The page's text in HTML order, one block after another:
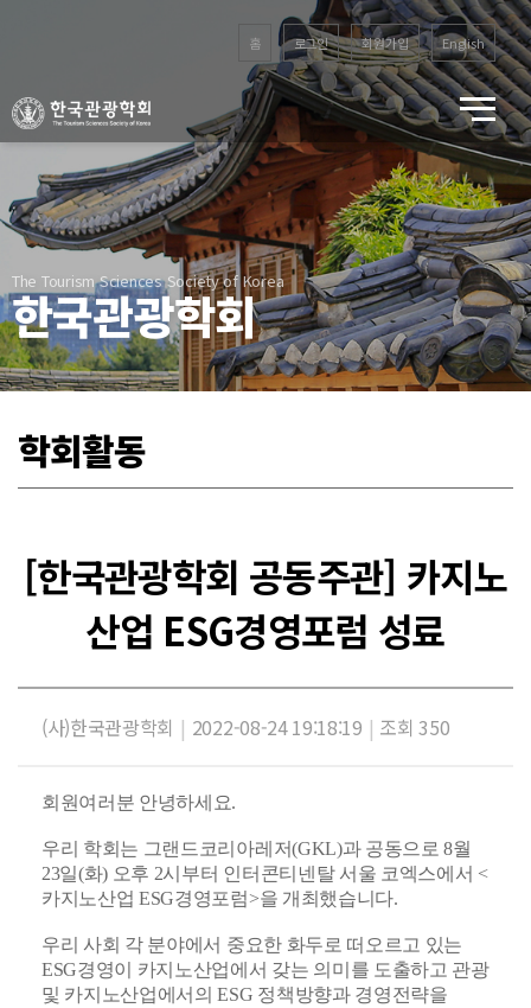
홈 로그인 회원가입 English
The Tourism Sciences Society of Korea
한국관광학회
학회활동
[한국관광학회 공동주관] 카지노
산업 ESG경영포럼 성료
(사)한국관광학회 | 2022-08-24 19:18:19 | 조회 350
회원여러분 안녕하세요.
우리 학회는 그랜드코리아레저(GKL)과 공동으로 8월
23일(화) 오후 2시부터 인터콘티넨탈 서울 코엑스에서 <
카지노산업 ESG경영포럼>을 개최했습니다.
우리 사회 각 분야에서 중요한 화두로 떠오르고 있는
ESG경영이 카지노산업에서 갖는 의미를 도출하고 관광
및 카지노산업에서의 ESG 정책방향과 경영전략을